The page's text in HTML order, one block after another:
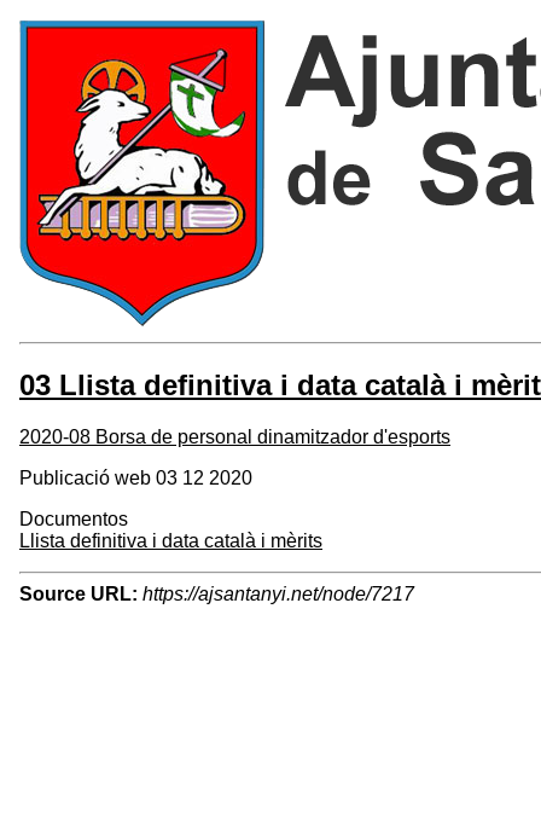
03 Llista definitiva i data català i
2020-08 Borsa de personal dinamitzador d'esports
Publicació web 03 12 2020
Documentos
Llista definitiva i data català i mèrits
Source URL: https://ajsantanyi.net/node/7217